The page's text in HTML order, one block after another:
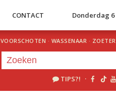
CONTACT Donderdag
VOORSCHOTEN · WASSENAAR ·
TIPS?! ·